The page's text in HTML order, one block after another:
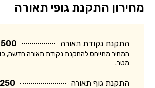
מחירון התקנת גופי תאורה
התקנת נקודת תאורה 500 ₪ - 300 ₪
מטר.
התקנת גוף תאורה 250 ₪ - 100 ₪